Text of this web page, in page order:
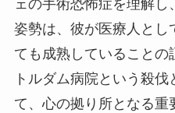
ェの手術恐怖症を理解
姿勢は、彼が医療人とし
ても成熟していることの
トルダム病院という殺
て、心の拠り所となる重